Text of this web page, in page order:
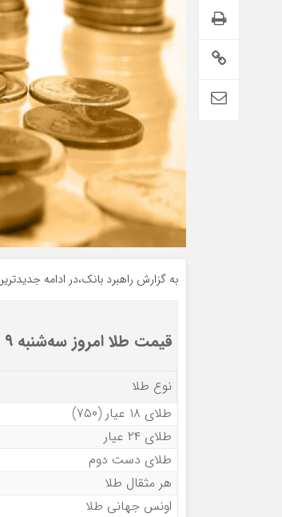
به گزارش راهبرد بانک،در ادامه
قیمت طلا امروز سه‌شنبه ۹ تیر ۱۴۰۵
نوع طلا
طلای ۱۸ عیار (۷۵۰)
طلای ۲۴ عیار
طلای دست دوم
هر مثقال طلا
اونس جهانی طلا
تمدید خودکار بیمه سلامت دهک‌های اقتصادی ۱